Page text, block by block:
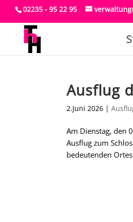
02235 - 95 22 95
Ausflug
2.Juni 2026 |
Am Dienstag, den
Ausflug zum
bedeutenden